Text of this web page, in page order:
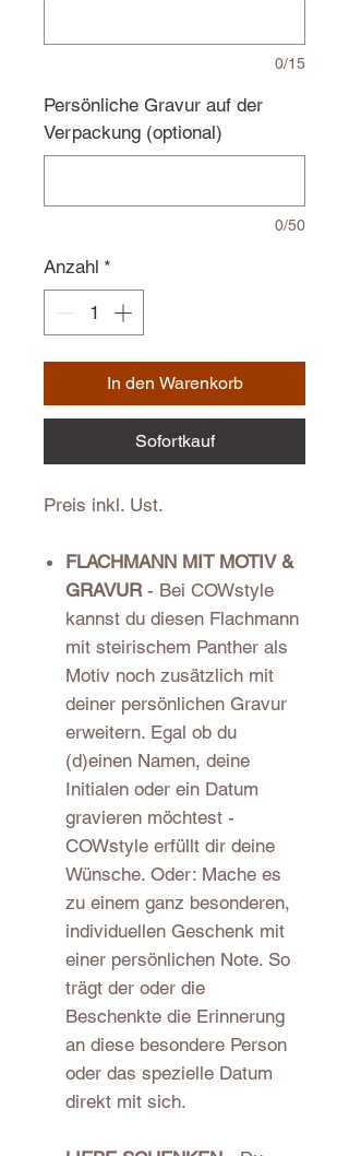
0/15
Persönliche Gravur auf der
Verpackung (optional)
0/50
Anzahl *
In den Warenkorb
Sofortkauf
Preis inkl. Ust.
FLACHMANN MIT MOTIV &
GRAVUR - Bei COWstyle
kannst du diesen Flachmann
mit steirischem Panther als
Motiv noch zusätzlich mit
deiner persönlichen Gravur
erweitern. Egal ob du
(d)einen Namen, deine
Initialen oder ein Datum
gravieren möchtest -
COWstyle erfüllt dir deine
Wünsche. Oder: Mache es
zu einem ganz besonderen,
individuellen Geschenk mit
einer persönlichen Note. So
trägt der oder die
Beschenkte die Erinnerung
an diese besondere Person
oder das spezielle Datum
direkt mit sich.